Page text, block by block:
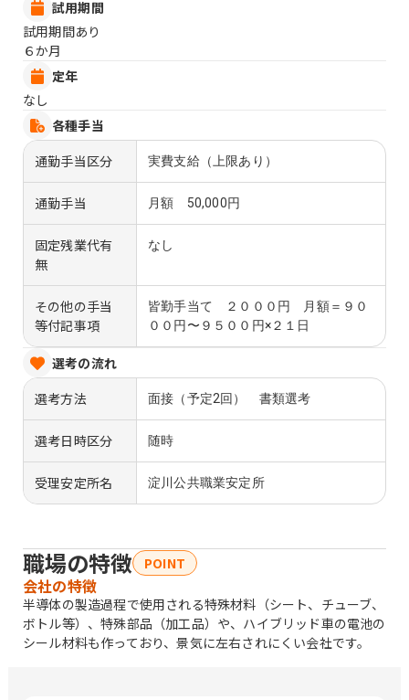
試用期間
試用期間あり
６か月
定年
なし
各種手当
通勤手当区分
実費支給（上限あり）
通勤手当 月額 50,000円
固定残業代有
無
なし
その他の手当
等付記事項
皆勤手当て ２０００円 月額＝９０
００円〜９５００円×２１日
選考の流れ
選考方法
面接（予定2回） 書類選考
選考日時区分 随時
受理安定所名 淀川公共職業安定所
職場の特徴 POINT
会社の特徴
半導体の製造過程で使用される特殊材料（シート、チューブ、
ボトル等）、特殊部品（加工品）や、ハイブリッド車の電池の
シール材料も作っており、景気に左右されにくい会社です。